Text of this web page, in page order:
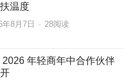
温度
年8月7日 · 28阅读
年轻商年中合作伙伴